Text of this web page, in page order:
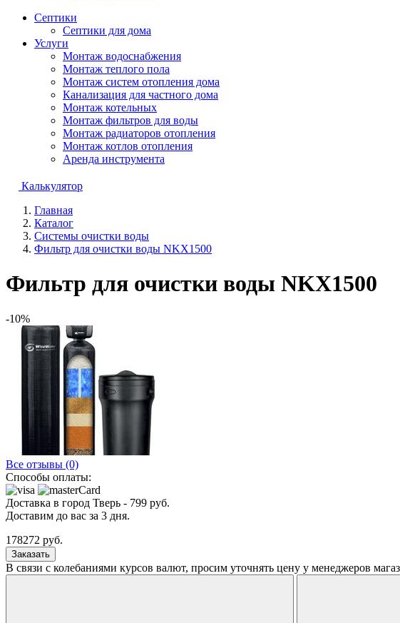
Септики
Септики для дома
Услуги
Монтаж водоснабжения
Монтаж теплого пола
Монтаж систем отопления дома
Канализация для частного дома
Монтаж котельных
Монтаж фильтров для воды
Монтаж радиаторов отопления
Монтаж котлов отопления
Аренда инструмента
Калькулятор
Главная
Каталог
Системы очистки воды
Фильтр для очистки воды NKX1500
Фильтр для очистки воды NKX1500
-10%
Все отзывы (0)
Способы оплаты:
Доставка в город Тверь - 799 руб.
Доставим до вас за 3 дня.
178272 руб.
Заказать
В связи с колебаниями курсов валют, просим уточнять цену у менеджеров